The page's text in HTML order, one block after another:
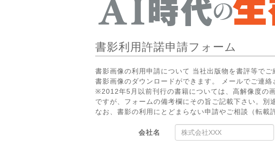
書影利用許諾申請フォーム
書影画像の利用申請について 当社出版物を書評等で
書影画像のダウンロードができます。 メールでご連
※2012年5月以前刊行の書籍については、高解像度の
ですが、フォームの備考欄にその旨ご記載下さい。別
なお、書影の利用にとどまらない申請やご相談（転載
会社名